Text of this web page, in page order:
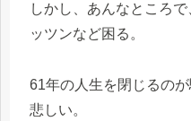
しかし、あんなところ
ッツンなど困る。
61年の人生を閉じるの
悲しい。